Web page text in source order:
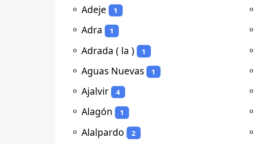
⚬ Adeje 1
⚬ Adra 1
⚬ Adrada ( la ) 1
⚬ Aguas Nuevas 1
⚬ Ajalvir 4
⚬ Alagón 1
⚬ Alalpardo 2
⚬
⚬
⚬
⚬
⚬
⚬
⚬